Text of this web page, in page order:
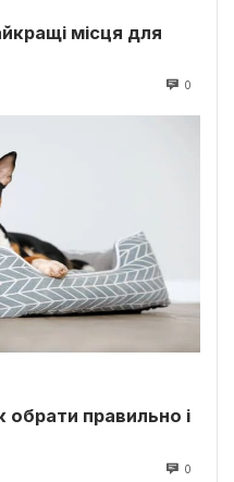
місця для
0
правильно і
0